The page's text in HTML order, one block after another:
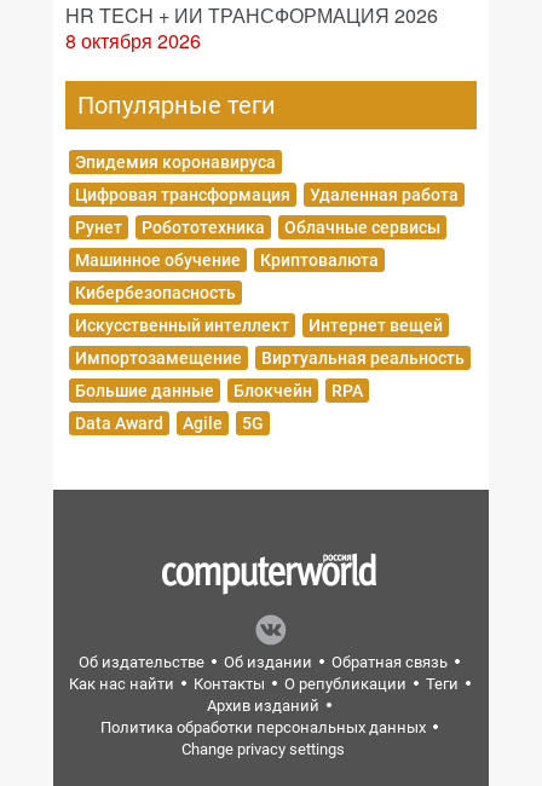
HR TECH + ИИ ТРАНСФОРМАЦИЯ 2026
8 октября 2026
Популярные теги
Эпидемия коронавируса
Цифровая трансформация
Удаленная работа
Рунет
Робототехника
Облачные сервисы
Машинное обучение
Криптовалюта
Кибербезопасность
Искусственный интеллект
Интернет вещей
Импортозамещение
Виртуальная реальность
Большие данные
Блокчейн
RPA
Data Award
Agile 5G
Об издательстве Об издании
Обратная связь
Как нас найти
Контакты О републикации
Теги
Архив изданий
Политика обработки персональных данных
Change privacy settings